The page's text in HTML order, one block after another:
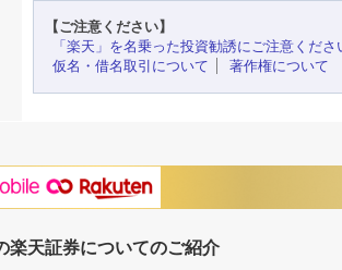
【ご注意ください】
「楽天」を名乗った投資勧誘にご注意くださ
仮名・借名取引について
著作権について
楽天証券についてのご紹介